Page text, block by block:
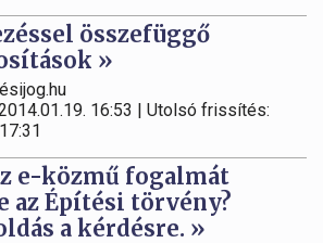
összefüggő
»
16:53 | Utolsó frissítés:
e-közmű fogalmát
az Építési törvény?
a kérdésre. »